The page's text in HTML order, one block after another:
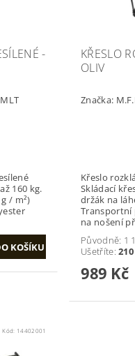
-
160 kg.
/ m²)
KŘESLO
OLIV
Značka:
Křeslo
Skládací
držák na
Transportní
na nošení
Původně: 1
Ušetříte:
989 Kč
Kód: 14402001